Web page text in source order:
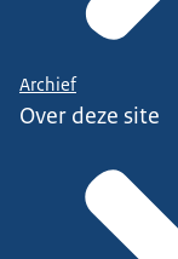
Archief
Over deze site